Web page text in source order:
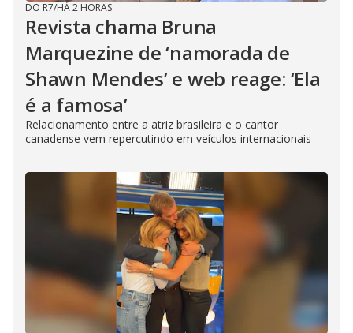
DO R7/HÁ 2 HORAS
Revista chama Bruna
Marquezine de ‘namorada de
Shawn Mendes’ e web reage: ‘Ela
é a famosa’
Relacionamento entre a atriz brasileira e o cantor
canadense vem repercutindo em veículos internacionais